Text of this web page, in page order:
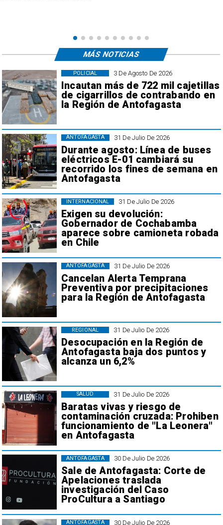
3 De Agosto De 2026
Incautan más de 722 mil cajetillas
de cigarrillos de contrabando en
la Región de Antofagasta
POLICIAL
31 De Julio De 2026
Durante agosto: Línea de buses
eléctricos E-01 cambiará su
recorrido los fines de semana en
Antofagasta
ANTOFAGASTA
31 De Julio De 2026
Exigen su devolución:
Gobernador de Cochabamba
aparece sobre camioneta robada
en Chile
INTERNACIONAL
31 De Julio De 2026
Cancelan Alerta Temprana
Preventiva por precipitaciones
para la Región de Antofagasta
ANTOFAGASTA
31 De Julio De 2026
Desocupación en la Región de
Antofagasta baja dos puntos y
alcanza un 6,2%
REGIONAL
31 De Julio De 2026
Baratas vivas y riesgo de
contaminación cruzada: Prohiben
funcionamiento de "La Leonera"
en Antofagasta
SALUD
30 De Julio De 2026
Sale de Antofagasta: Corte de
Apelaciones traslada
investigación del Caso
ProCultura a Santiago
ANTOFAGASTA
30 De Julio De 2026
ANTOFAGASTA
MÁS NOTICIAS